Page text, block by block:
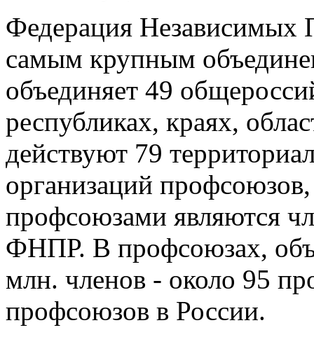
Федерация Независимых
самым крупным
объединяет 49
республиках, краях,
действуют 79
организаций
профсоюзами являются
ФНПР. В профсоюзах,
млн. членов - около 95
профсоюзов в России.